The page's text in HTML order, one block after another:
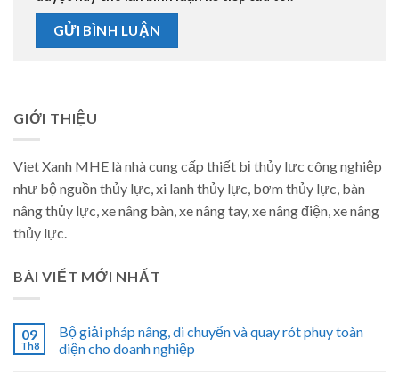
GIỚI THIỆU
Viet Xanh MHE là nhà cung cấp thiết bị thủy lực công nghiệp
như bộ nguồn thủy lực, xi lanh thủy lực, bơm thủy lực, bàn
nâng thủy lực, xe nâng bàn, xe nâng tay, xe nâng điện, xe nâng
thủy lực.
BÀI VIẾT MỚI NHẤT
09
Th8
Bộ giải pháp nâng, di chuyển và quay rót phuy toàn
diện cho doanh nghiệp